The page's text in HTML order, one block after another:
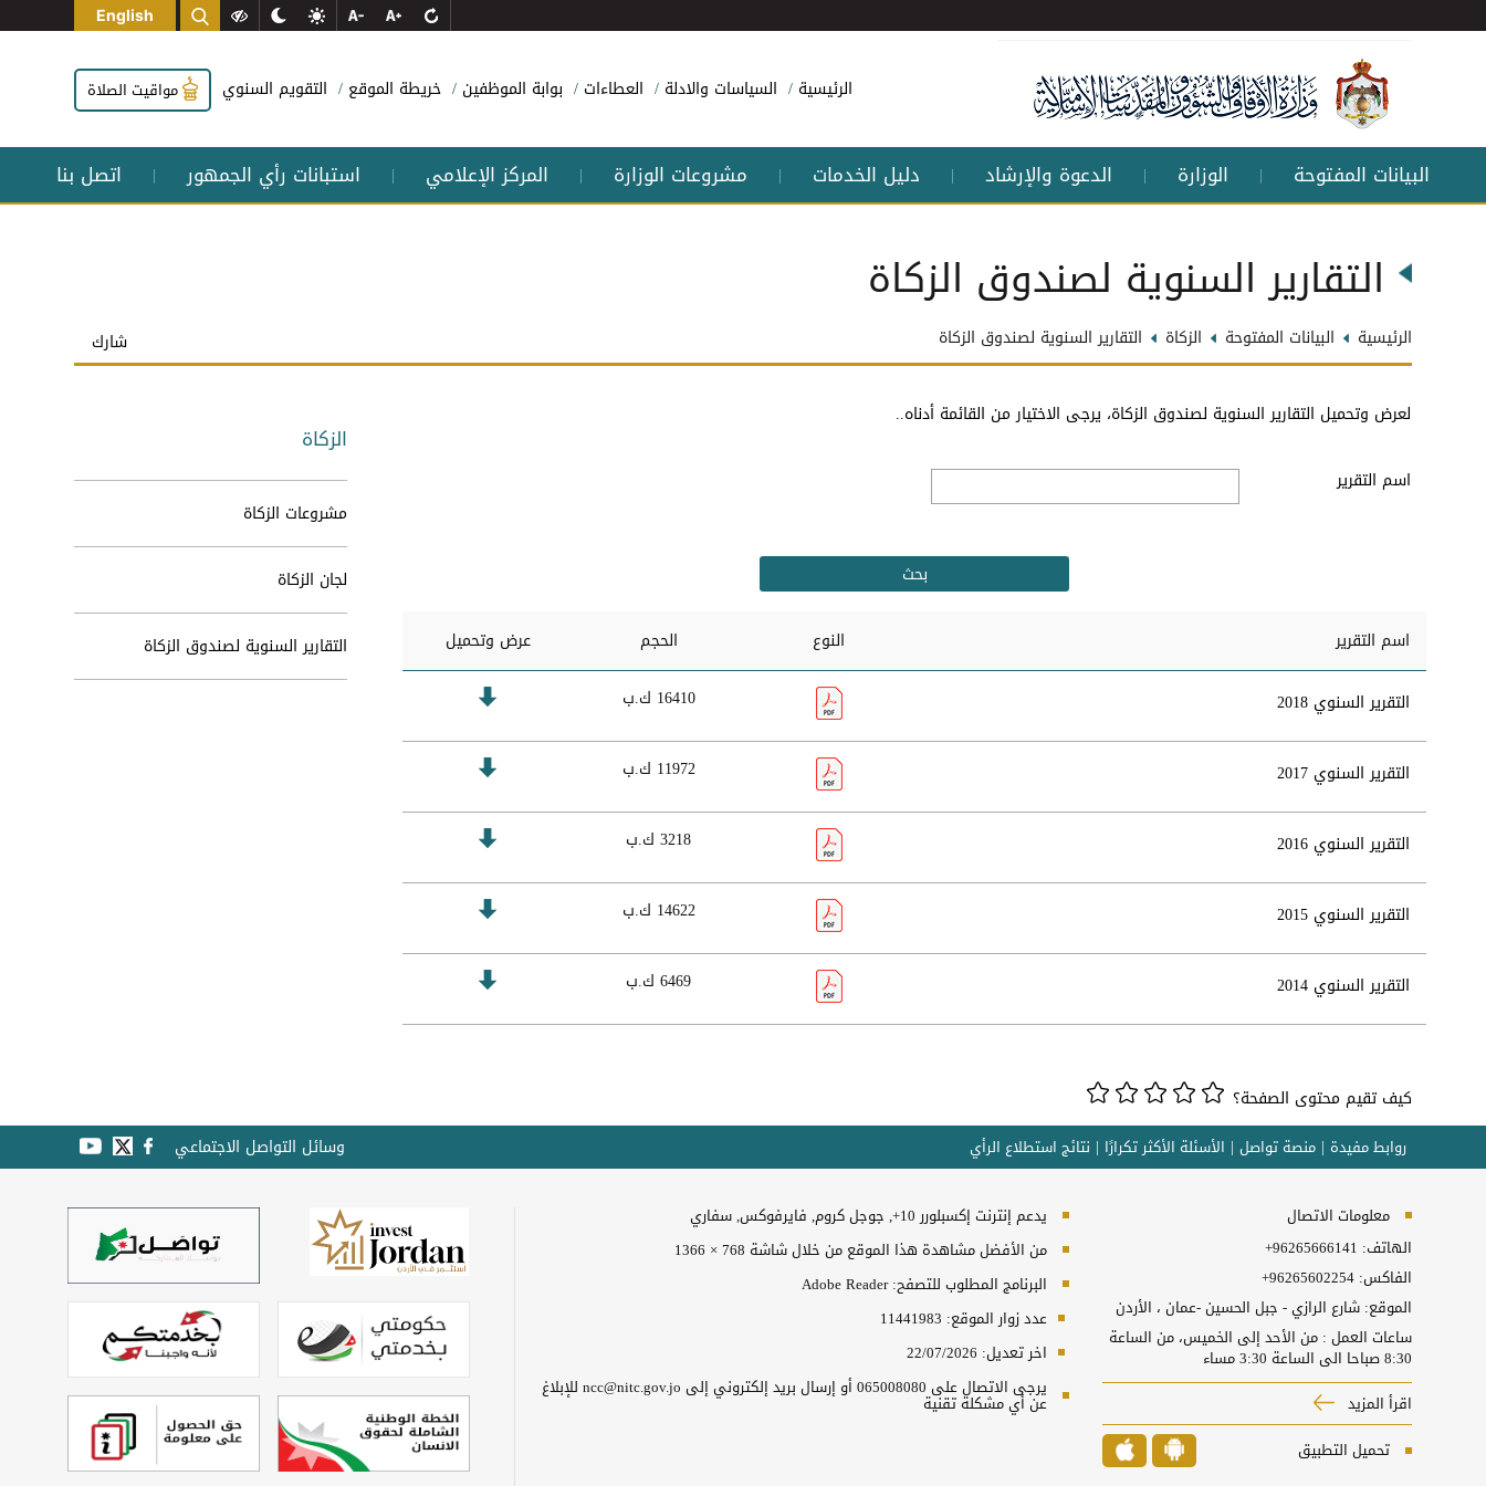
English
الرئيسية السياسات والادلة العطاءات بوابة الموظفين خريطة الموقع التقويم السنوي مواقيت الصلاة
البيانات المفتوحة | الوزارة | الدعوة والإرشاد | دليل الخدمات | مشروعات الوزارة | المركز الإعلامي | استبانات رأي الجمهور | اتصل بنا
التقارير السنوية لصندوق الزكاة
الرئيسية البيانات المفتوحة الزكاة التقارير السنوية لصندوق الزكاة شارك
لعرض وتحميل التقارير السنوية لصندوق الزكاة، يرجى الاختيار من القائمة أدناه..
اسم التقرير
اسم التقرير النوع الحجم عرض وتحميل
التقرير السنوي 2018 16410 ك.ب
التقرير السنوي 2017 11972 ك.ب
التقرير السنوي 2016 3218 ك.ب
التقرير السنوي 2015 14622 ك.ب
التقرير السنوي 2014 6469 ك.ب
الزكاة
مشروعات الزكاة
لجان الزكاة
التقارير السنوية لصندوق الزكاة
كيف تقيم محتوى الصفحة؟
روابط مفيدة منصة تواصل الأسئلة الأكثر تكرارًا نتائج استطلاع الرأي وسائل التواصل الاجتماعي
معلومات الاتصال
الهاتف: +96265666141
الفاكس: +96265602254
الموقع: شارع الرازي - جبل الحسين -عمان ، الأردن
ساعات العمل : من الأحد إلى الخميس، من الساعة
8:30 صباحا الى الساعة 3:30 مساء
اقرأ المزيد
تحميل التطبيق
يدعم إنترنت إكسبلورر 10+, جوجل كروم, فايرفوكس, سفاري
من الأفضل مشاهدة هذا الموقع من خلال شاشة 768 × 1366
البرنامج المطلوب للتصفح: Adobe Reader
عدد زوار الموقع: 11441983
اخر تعديل: 22/07/2026
يرجى الاتصال على 065008080 أو إرسال بريد إلكتروني إلى ncc@nitc.gov.jo للإبلاغ
عن أي مشكلة تقنية